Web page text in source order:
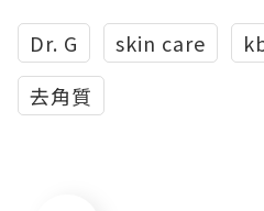
Dr. G skin care
去角質